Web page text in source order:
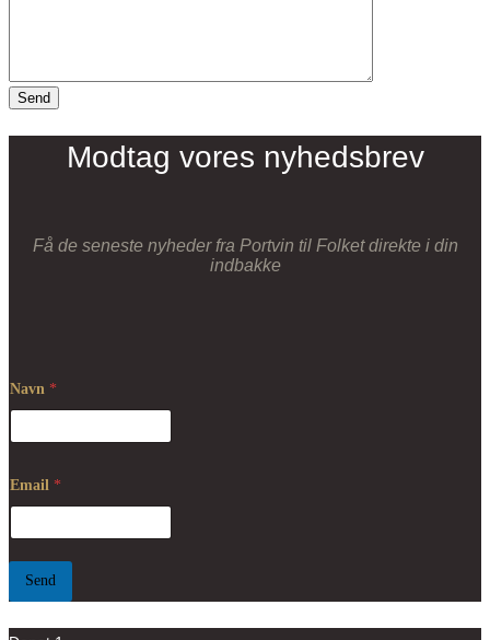
Modtag vores nyhedsbrev
Få de seneste nyheder fra Portvin til Folket direkte i din
indbakke
Navn *
Email *
Send